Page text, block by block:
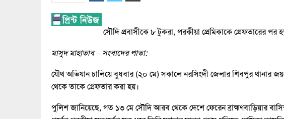
সৌদি প্রবাসীকে ৮ টুকরা, পরকীয়া প্রেমিকাকে গ্রেফতারের পর
মাসুদ মাহাতাব – সংবাদের পাতা:
যৌথ অভিযান চালিয়ে বুধবার (২০ মে) সকালে নরসিংদী জেলার শিবপুর থানার
থেকে তাকে গ্রেফতার করা হয়।
পুলিশ জানিয়েছে, গত ১৩ মে সৌদি আরব থেকে দেশে ফেরেন ব্রাহ্মণবাড়িয়ার